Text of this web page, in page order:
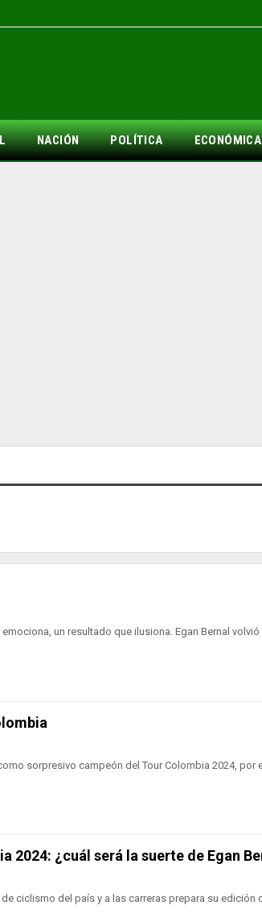
NACIÓN POLÍTICA ECONÓMICA
un resultado que ilusiona. Egan Bernal volvió
sorpresivo campeón del Tour Colombia 2024, por
2024: ¿cuál será la suerte de Egan
ciclismo del país y a las carreras prepara su edición